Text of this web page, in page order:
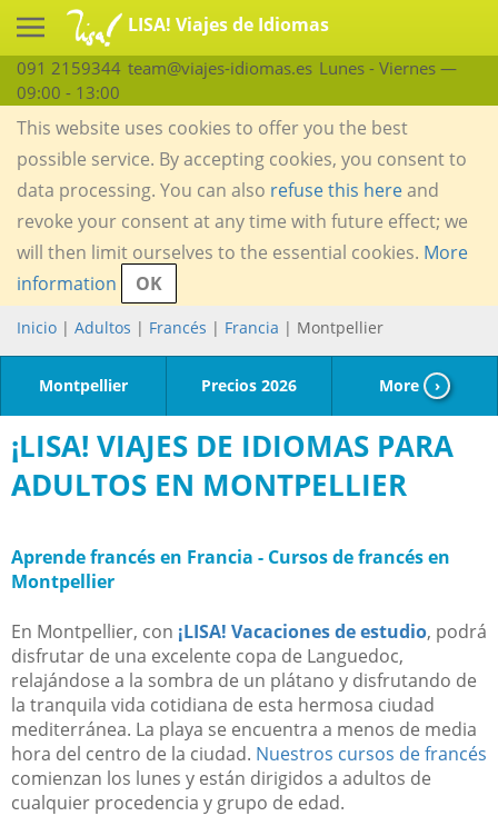
LISA! Viajes de Idiomas
091 2159344 team@viajes-idiomas.es Lunes - Viernes —
09:00 - 13:00
This website uses cookies to offer you the best
possible service. By accepting cookies, you consent to
data processing. You can also refuse this hereand
revoke your consent at any time with future effect; we
will then limit ourselves to the essential cookies. More
information
OK
Inicio | Adultos | Francés | Francia | Montpellier
Montpellier Precios 2026 More ›
¡LISA! VIAJES DE IDIOMAS PARA
ADULTOS EN MONTPELLIER
Aprende francés en Francia - Cursos de francés en
Montpellier
En Montpellier, con ¡LISA! Vacaciones de estudio, podrá
disfrutar de una excelente copa de Languedoc,
relajándose a la sombra de un plátano y disfrutando de
la tranquila vida cotidiana de esta hermosa ciudad
mediterránea. La playa se encuentra a menos de media
hora del centro de la ciudad. Nuestros cursos de francés
comienzan los lunes y están dirigidos a adultos de
cualquier procedencia y grupo de edad.